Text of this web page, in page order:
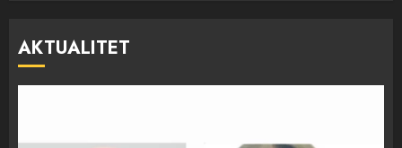
AKTUALITET